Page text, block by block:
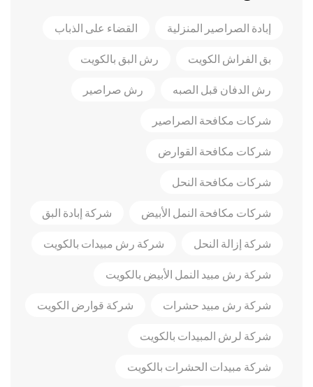
إبادة الصراصير المنزلية القضاء على الذباب
بق الفراش الكويت رش البق بالكويت
رش الدفان قبل الصبه رش صراصير
شركات مكافحة الصراصير
شركات مكافحة القوارض
شركات مكافحة النحل
شركات مكافحة النمل الأبيض شركة إبادة البق
شركة إزالة النحل شركة رش مبيدات بالكويت
شركة رش مبيد النمل الأبيض بالكويت
شركة رش مبيد حشرات شركة قوارض الكويت
شركة لرش المبيدات بالكويت
شركة مبيدات الحشرات بالكويت